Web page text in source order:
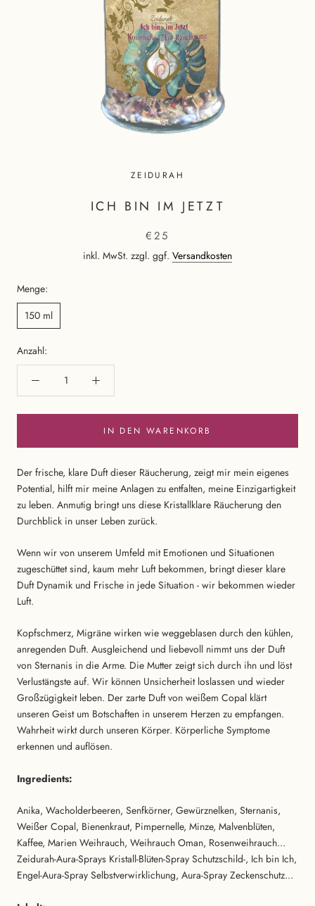
ZEIDURAH
ICH BIN IM JETZT
€25
inkl. MwSt. zzgl. ggf. Versandkosten
Menge:
150 ml
Anzahl:
IN DEN WARENKORB
Der frische, klare Duft dieser Räucherung, zeigt mir mein eigenes
Potential, hilft mir meine Anlagen zu entfalten, meine Einzigartigkeit
zu leben. Anmutig bringt uns diese Kristallklare Räucherung den
Durchblick in unser Leben zurück.
Wenn wir von unserem Umfeld mit Emotionen und Situationen
zugeschüttet sind, kaum mehr Luft bekommen, bringt dieser klare
Duft Dynamik und Frische in jede Situation - wir bekommen wieder
Luft.
Kopfschmerz, Migräne wirken wie weggeblasen durch den kühlen,
anregenden Duft. Ausgleichend und liebevoll nimmt uns der Duft
von Sternanis in die Arme. Die Mutter zeigt sich durch ihn und löst
Verlustängste auf. Wir können Unsicherheit loslassen und wieder
Großzügigkeit leben. Der zarte Duft von weißem Copal klärt
unseren Geist um Botschaften in unserem Herzen zu empfangen.
Wahrheit wirkt durch unseren Körper. Körperliche Symptome
erkennen und auflösen.
Ingredients:
Anika, Wacholderbeeren, Senfkörner, Gewürznelken, Sternanis,
Weißer Copal, Bienenkraut, Pimpernelle, Minze, Malvenblüten,
Kaffee, Marien Weihrauch, Weihrauch Oman, Rosenweihrauch...
Zeidurah-Aura-Sprays Kristall-Blüten-Spray Schutzschild-, Ich bin Ich,
Engel-Aura-Spray Selbstverwirklichung, Aura-Spray Zeckenschutz...